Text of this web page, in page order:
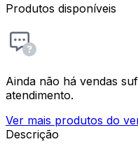
Produtos disponíveis
Ainda não há vendas
atendimento.
Ver mais produtos do
Descrição